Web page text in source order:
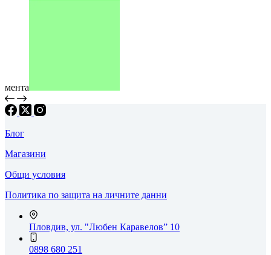
мента
Блог
Магазини
Общи условия
Политика по защита на личните данни
Пловдив, ул. "Любен Каравелов” 10
0898 680 251